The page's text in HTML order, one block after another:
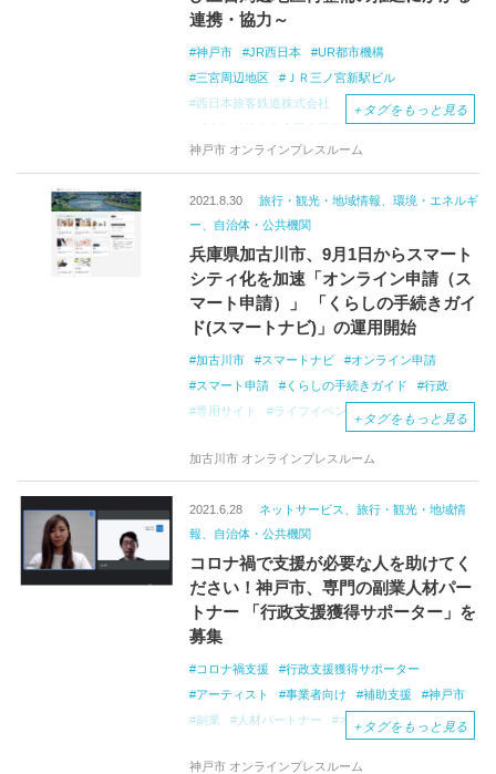
国家の統治能力
行政能力への投資
連携・協力～
神戸市 JR西日本
UR都市機構
三宮周辺地区
ＪＲ三ノ宮新駅ビル
西日本旅客鉄道株式会社
独立行政法人都市再生機構
再整備基本構想
官民連携
共同記者会見
神戸の玄関口
＋ タグをもっと見る
神戸市 オンラインプレスルーム
2021.8.30
旅行・観光・地域情報、環境・エネルギ
ー、自治体・公共機関
兵庫県加古川市、9月1日からスマート
シティ化を加速「オンライン申請（ス
マート申請）」 「くらしの手続きガイ
ド(スマートナビ)」の運用開始
加古川市 スマートナビ
オンライン申請
スマート申請
くらしの手続きガイド
行政
専用サイト
ライフイベント
＋ タグをもっと見る
加古川市 オンラインプレスルーム
2021.6.28
ネットサービス、旅行・観光・地域情
報、自治体・公共機関
コロナ禍で支援が必要な人を助けてく
ださい！神戸市、専門の副業人材パー
トナー 「行政支援獲得サポーター」を
募集
コロナ禍支援
行政支援獲得サポーター
アーティスト
事業者向け 補助支援
神戸市
副業
人材パートナー
オンライン相談
＋ タグをもっと見る
神戸市 オンラインプレスルーム